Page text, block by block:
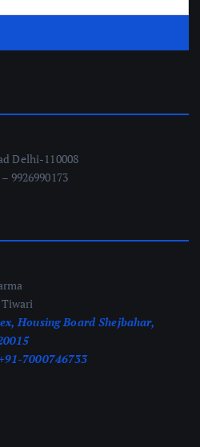
Delhi-110008
9926990173
Housing Board Shejbahar,
7000746733